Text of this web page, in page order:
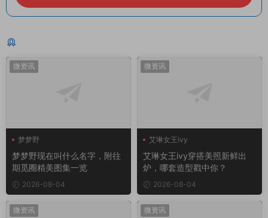
微资讯
梦梦野
梦梦野现在叫什么名字，附往
期觅圈精美图集一览
2026-08-04
微资讯
艾琳女王ivy
艾琳女王ivy穿搭美照新鲜出
炉，哪套造型戳中你？
2026-08-04
微资讯 微资讯